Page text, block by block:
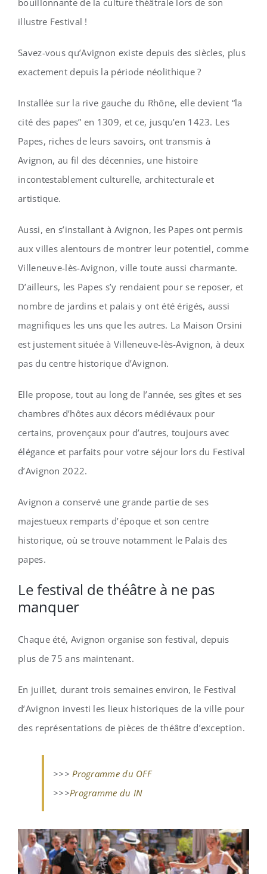
illustre Festival !
Savez-vous qu’Avignon existe depuis des siècles, plus
exactement depuis la période néolithique ?
Installée sur la rive gauche du Rhône, elle devient “la
cité des papes” en 1309, et ce, jusqu’en 1423. Les
Papes, riches de leurs savoirs, ont transmis à
Avignon, au fil des décennies, une histoire
incontestablement culturelle, architecturale et
artistique.
Aussi, en s’installant à Avignon, les Papes ont permis
aux villes alentours de montrer leur potentiel, comme
Villeneuve-lès-Avignon, ville toute aussi charmante.
D’ailleurs, les Papes s’y rendaient pour se reposer, et
nombre de jardins et palais y ont été érigés, aussi
magnifiques les uns que les autres. La Maison Orsini
est justement située à Villeneuve-lès-Avignon, à deux
pas du centre historique d’Avignon.
Elle propose, tout au long de l’année, ses gîtes et ses
chambres d’hôtes aux décors médiévaux pour
certains, provençaux pour d’autres, toujours avec
élégance et parfaits pour votre séjour lors du Festival
d’Avignon 2022.
Avignon a conservé une grande partie de ses
majestueux remparts d’époque et son centre
historique, où se trouve notamment le Palais des
papes.
Le festival de théâtre à ne pas
manquer
Chaque été, Avignon organise son festival, depuis
plus de 75 ans maintenant.
En juillet, durant trois semaines environ, le Festival
d’Avignon investi les lieux historiques de la ville pour
des représentations de pièces de théâtre d’exception.
>>> Programme du OFF
>>>Programme du IN